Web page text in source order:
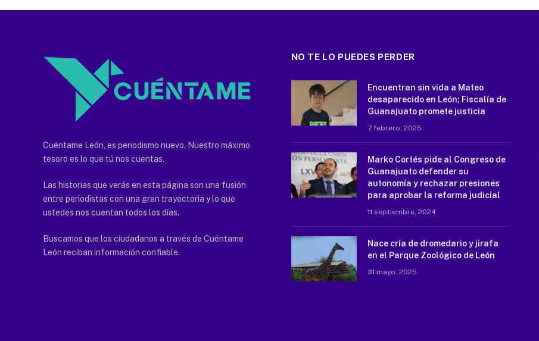
Cuéntame León, es periodismo nuevo. Nuestro máximo
tesoro es lo que tú nos cuentas.
Las historias que verás en esta página son una fusión
entre periodistas con una gran trayectoria y lo que
ustedes nos cuentan todos los días.
Buscamos que los ciudadanos a través de Cuéntame
León reciban información confiable.
NO TE LO PUEDES PERDER
Encuentran sin vida a Mateo
desaparecido en León; Fiscalía de
Guanajuato promete justicia
7 febrero, 2025
Marko Cortés pide al Congreso de
Guanajuato defender su
autonomía y rechazar presiones
para aprobar la reforma judicial
11 septiembre, 2024
Nace cría de dromedario y jirafa
en el Parque Zoológico de León
31 mayo, 2025